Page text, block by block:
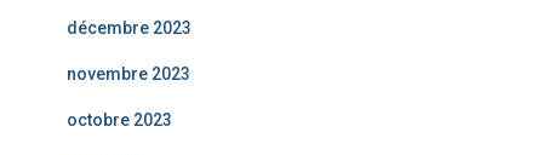
décembre 2023
novembre 2023
octobre 2023